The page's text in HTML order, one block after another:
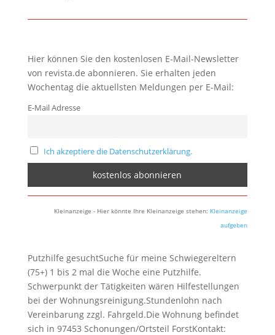
Hier können Sie den kostenlosen E-Mail-Newsletter
von revista.de abonnieren. Sie erhalten jeden
Wochentag die aktuellsten Meldungen per E-Mail:
E-Mail Adresse
Ich akzeptiere die Datenschutzerklärung.
Kleinanzeige - Hier könnte Ihre Kleinanzeige stehen: Kleinanzeige
aufgeben
Putzhilfe gesuchtSuche für meine Schwiegereltern
(75+) 1 bis 2 mal die Woche eine Putzhilfe.
Schwerpunkt der Tätigkeiten wären Hilfestellungen
bei der Wohnungsreinigung.Stundenlohn nach
Vereinbarung zzgl. Fahrgeld.Die Wohnung befindet
sich in 97453 Schonungen/Ortsteil ForstKontakt: